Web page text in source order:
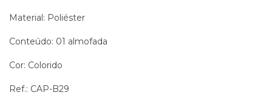
Material: Poliéster
Conteúdo: 01 almofada
Cor: Colorido
Ref.: CAP-B29